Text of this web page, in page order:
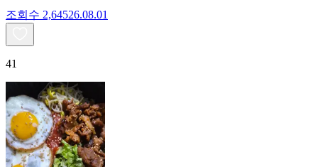
조회수 2,64526.08.01
41